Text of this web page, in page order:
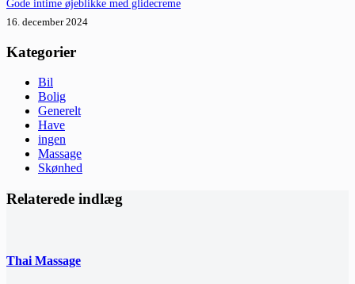
Gode intime øjeblikke med glidecreme
16. december 2024
Kategorier
Bil
Bolig
Generelt
Have
ingen
Massage
Skønhed
Relaterede indlæg
Thai Massage